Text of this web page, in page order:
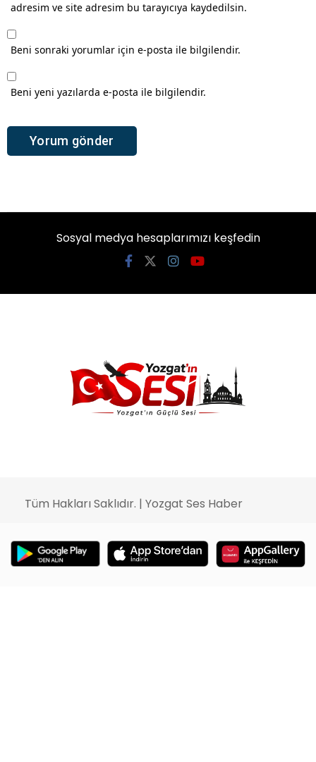
adresim ve site adresim bu tarayıcıya kaydedilsin.
Beni sonraki yorumlar için e-posta ile bilgilendir.
Beni yeni yazılarda e-posta ile bilgilendir.
Sosyal medya hesaplarımızı keşfedin
Tüm Hakları Saklıdır. | Yozgat Ses Haber